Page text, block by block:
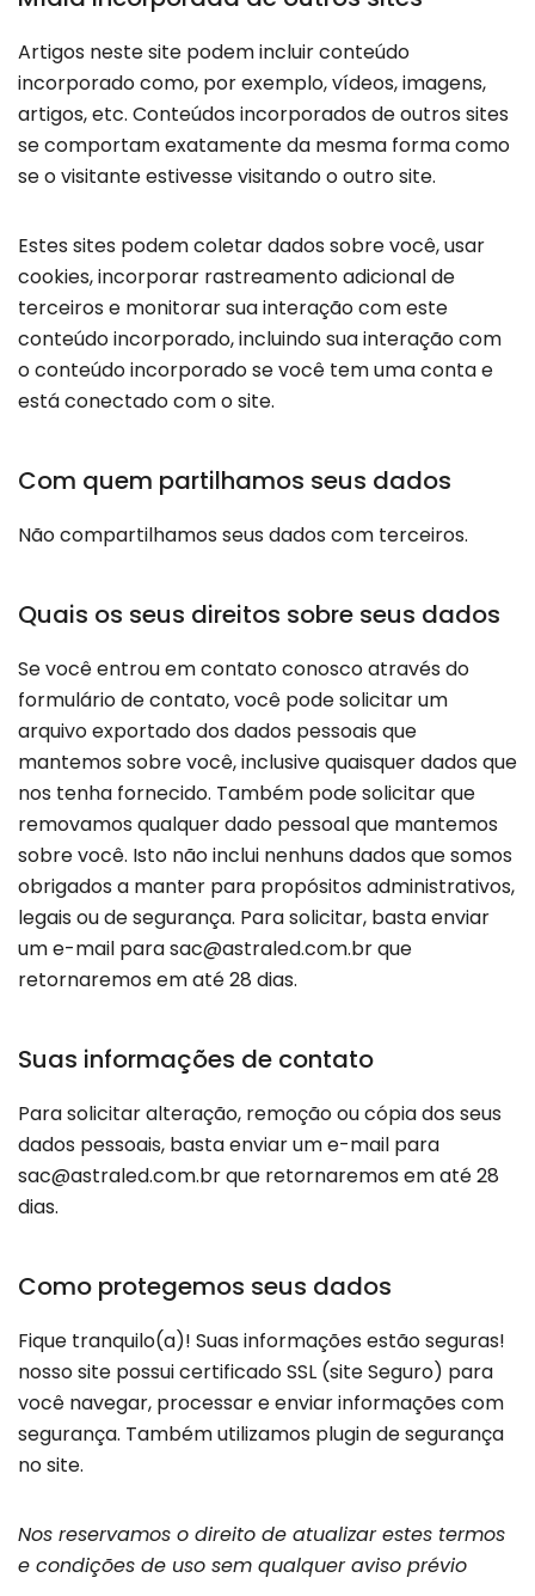
Artigos neste site podem incluir conteúdo
incorporado como, por exemplo, vídeos, imagens,
artigos, etc. Conteúdos incorporados de outros sites
se comportam exatamente da mesma forma como
se o visitante estivesse visitando o outro site.
Estes sites podem coletar dados sobre você, usar
cookies, incorporar rastreamento adicional de
terceiros e monitorar sua interação com este
conteúdo incorporado, incluindo sua interação com
o conteúdo incorporado se você tem uma conta e
está conectado com o site.
Com quem partilhamos seus dados
Não compartilhamos seus dados com terceiros.
Quais os seus direitos sobre seus dados
Se você entrou em contato conosco através do
formulário de contato, você pode solicitar um
arquivo exportado dos dados pessoais que
mantemos sobre você, inclusive quaisquer dados que
nos tenha fornecido. Também pode solicitar que
removamos qualquer dado pessoal que mantemos
sobre você. Isto não inclui nenhuns dados que somos
obrigados a manter para propósitos administrativos,
legais ou de segurança. Para solicitar, basta enviar
um e-mail parasac@astraled.com.brque
retornaremos em até 28 dias.
Suas informações de contato
Para solicitar alteração, remoção ou cópia dos seus
dados pessoais, basta enviar um e-mail para
sac@astraled.com.brque retornaremos em até 28
dias.
Como protegemos seus dados
Fique tranquilo(a)! Suas informações estão seguras!
nosso site possui certificado SSL (site Seguro) para
você navegar, processar e enviar informações com
segurança. Também utilizamos plugin de segurança
no site.
Nos reservamos o direito de atualizar estes termos
e condições de uso sem qualquer aviso prévio